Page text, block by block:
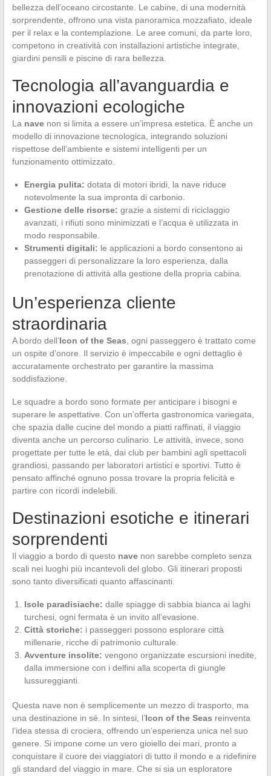
bellezza dell’oceano circostante. Le cabine, di una modernità
sorprendente, offrono una vista panoramica mozzafiato, ideale
per il relax e la contemplazione. Le aree comuni, da parte loro,
competono in creatività con installazioni artistiche integrate,
giardini pensili e piscine di rara bellezza.
Tecnologia all’avanguardia e
innovazioni ecologiche
La navenon si limita a essere un’impresa estetica. È anche un
modello di innovazione tecnologica, integrando soluzioni
rispettose dell’ambiente e sistemi intelligenti per un
funzionamento ottimizzato.
Energia pulita: dotata di motori ibridi, la nave riduce
notevolmente la sua impronta di carbonio.
Gestione delle risorse: grazie a sistemi di riciclaggio
avanzati, i rifiuti sono minimizzati e l’acqua è utilizzata in
modo responsabile.
Strumenti digitali: le applicazioni a bordo consentono ai
passeggeri di personalizzare la loro esperienza, dalla
prenotazione di attività alla gestione della propria cabina.
Un’esperienza cliente
straordinaria
A bordo dell’Icon of the Seas , ogni passeggero è trattato come
un ospite d’onore. Il servizio è impeccabile e ogni dettaglio è
accuratamente orchestrato per garantire la massima
soddisfazione.
Le squadre a bordo sono formate per anticipare i bisogni e
superare le aspettative. Con un’offerta gastronomica variegata,
che spazia dalle cucine del mondo a piatti raffinati, il viaggio
diventa anche un percorso culinario. Le attività, invece, sono
progettate per tutte le età, dai club per bambini agli spettacoli
grandiosi, passando per laboratori artistici e sportivi. Tutto è
pensato affinché ognuno possa trovare la propria felicità e
partire con ricordi indelebili.
Destinazioni esotiche e itinerari
sorprendenti
Il viaggio a bordo di questo navenon sarebbe completo senza
scali nei luoghi più incantevoli del globo. Gli itinerari proposti
sono tanto diversificati quanto affascinanti.
Isole paradisiache: dalle spiagge di sabbia bianca ai laghi
turchesi, ogni fermata è un invito all’evasione.
Città storiche: i passeggeri possono esplorare città
millenarie, ricche di patrimonio culturale.
Avventure insolite: vengono organizzate escursioni inedite,
dalla immersione con i delfini alla scoperta di giungle
lussureggianti.
Questa nave non è semplicemente un mezzo di trasporto, ma
una destinazione in sé. In sintesi, l’Icon of the Seas reinventa
l’idea stessa di crociera, offrendo un’esperienza unica nel suo
genere. Si impone come un vero gioiello dei mari, pronto a
conquistare il cuore dei viaggiatori di tutto il mondo e a ridefinire
gli standard del viaggio in mare. Che si sia un esploratore